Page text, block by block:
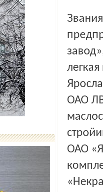
Звания дипломантов конкурса 2002 года присуждены:
ОАО
ОАО